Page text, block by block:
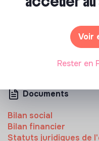
Ticket For
Accompagné
Documents
Bilan social
Bilan financier
Statuts juridiques de
Voir
Rester en